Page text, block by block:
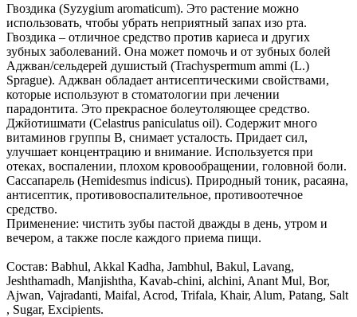
Гвоздика (Syzygium aromaticum). Это растение можно
использовать, чтобы убрать неприятный запах изо рта.
Гвоздика – отличное средство против кариеса и других
зубных заболеваний. Она может помочь и от зубных болей
Аджван/сельдерей душистый (Trachyspermum ammi (L.)
Sprague). Аджван обладает антисептическими свойствами,
которые используют в стоматологии при лечении
парадонтита. Это прекрасное болеутоляющее средство.
Джйотишмати (Celastrus paniculatus oil). Содержит много
витаминов группы B, снимает усталость. Придает сил,
улучшает концентрацию и внимание. Используется при
отеках, воспалении, плохом кровообращении, головной боли.
Сассапарель (Hemidesmus indicus). Природный тоник, расаяна,
антисептик, противовоспалительное, противоотечное
средство.
Применение: чистить зубы пастой дважды в день, утром и
вечером, а также после каждого приема пищи.
Состав: Babhul, Akkal Kadha, Jambhul, Bakul, Lavang,
Jeshthamadh, Manjishtha, Kavab-chini, alchini, Anant Mul, Bor,
Ajwan, Vajradanti, Maifal, Acrod, Trifala, Khair, Alum, Patang, Salt
, Sugar, Excipients.